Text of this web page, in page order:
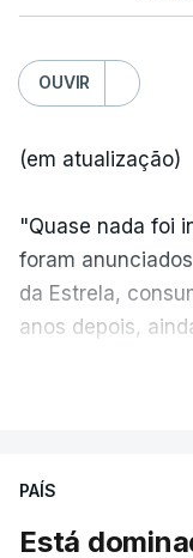
OUVIR
(em atualização)
"Quase nada foi
foram
da Estrela,
anos depois,
PAÍS
Está